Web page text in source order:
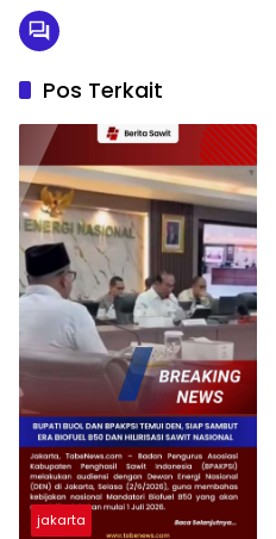
Pos Terkait
jakarta